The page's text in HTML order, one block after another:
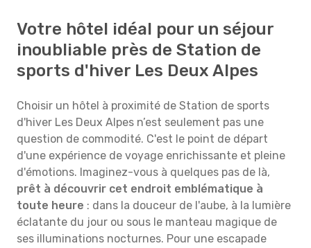
Votre hôtel idéal pour un séjour
inoubliable près de Station de
sports d'hiver Les Deux Alpes
Choisir un hôtel à proximité de Station de sports
d'hiver Les Deux Alpes n’est seulement pas une
question de commodité. C'est le point de départ
d'une expérience de voyage enrichissante et pleine
d'émotions. Imaginez-vous à quelques pas de là,
prêt à découvrir cet endroit emblématique à
toute heure : dans la douceur de l'aube, à la lumière
éclatante du jour ou sous le manteau magique de
ses illuminations nocturnes. Pour une escapade